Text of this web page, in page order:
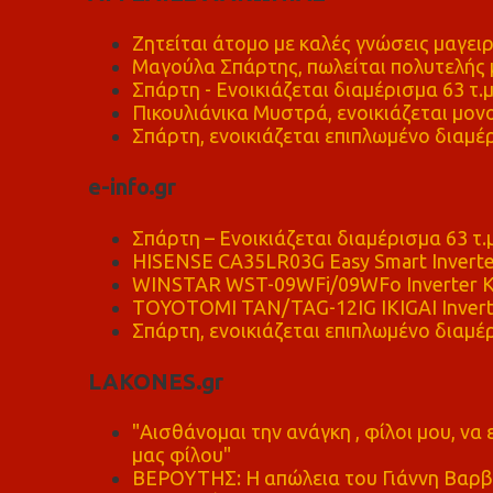
Ζητείται άτομο με καλές γνώσεις
Μαγούλα Σπάρτης, πωλείται πολυτελής
Σπάρτη - Ενοικιάζεται διαμέρισμα 63 τ.μ
Πικουλιάνικα Μυστρά, ενοικιάζεται
Σπάρτη, ενοικιάζεται επιπλωμένο
e-info.gr
Σπάρτη – Ενοικιάζεται διαμέρισμα 63
HISENSE CA35LR03G Easy Smart
WINSTAR WST-09WFi/09WFo Inverter
TOYOTOMI TAN/TAG-12IG IKIGAI
Σπάρτη, ενοικιάζεται επιπλωμένο
LAKONES.gr
"Αισθάνομαι την ανάγκη , φίλοι μου,
μας φίλου"
ΒΕΡΟΥΤΗΣ: Η απώλεια του Γιάννη